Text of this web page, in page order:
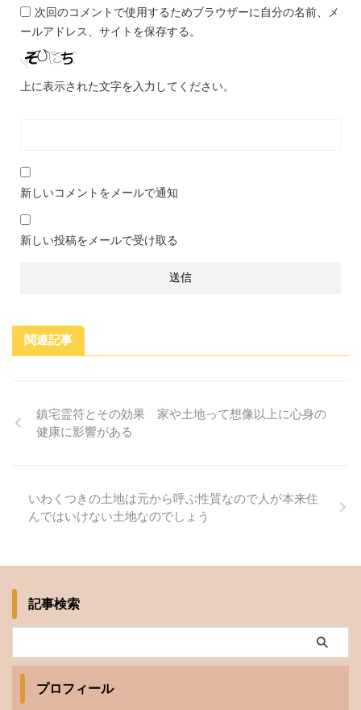
次回のコメントで使用するためブラウザーに自分の名前、メ
ールアドレス、サイトを保存する。
上に表示された文字を入力してください。
新しいコメントをメールで通知
新しい投稿をメールで受け取る
関連記事
鎮宅霊符とその効果 家や土地って想像以上に心身の
健康に影響がある
いわくつきの土地は元から呼ぶ性質なので人が本来住
んではいけない土地なのでしょう
記事検索
プロフィール